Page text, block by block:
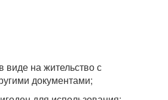
на жительство с
документами;